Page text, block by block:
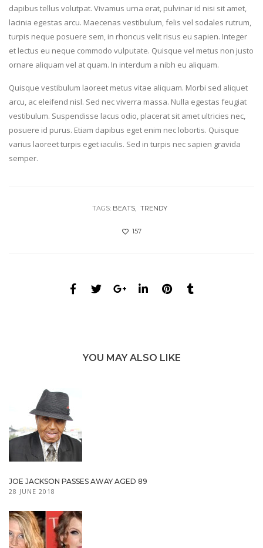
dapibus tellus volutpat. Vivamus urna erat, pulvinar id nisi sit amet,
lacinia egestas arcu. Maecenas vestibulum, felis vel sodales rutrum,
turpis neque posuere sem, in rhoncus velit risus eu sapien. Integer
et lectus eu neque commodo vulputate. Quisque vel metus non justo
ornare aliquam vel at quam. In interdum a nibh eu aliquam.
Quisque vestibulum laoreet metus vitae aliquam. Morbi sed aliquet
arcu, ac eleifend nisl. Sed nec viverra massa. Nulla egestas feugiat
vestibulum. Suspendisse lacus odio, placerat sit amet ultricies nec,
posuere id purus. Etiam dapibus eget enim nec lobortis. Quisque
varius laoreet turpis eget iaculis. Sed in turpis nec sapien gravida
semper.
TAGS: BEATS TRENDY
157
YOU MAY ALSO LIKE
JOE JACKSON PASSES AWAY AGED 89
28 JUNE 2018